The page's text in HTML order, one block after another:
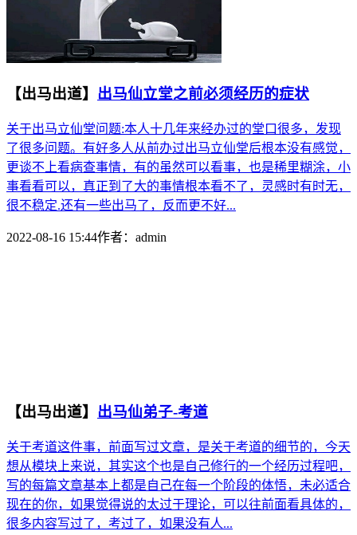
【出马出道】 出马仙立堂之前必须经历的症状
关于出马立仙堂问题:本人十几年来经办过的堂口很多，发现
了很多问题。有好多人从前办过出马立仙堂后根本没有感觉，
更谈不上看病查事情，有的虽然可以看事，也是稀里糊涂，小
事看看可以，真正到了大的事情根本看不了，灵感时有时无，
很不稳定.还有一些出马了，反而更不好...
2022-08-16 15:44作者： admin
【出马出道】 出马仙弟子-考道
关于考道这件事，前面写过文章，是关于考道的细节的，今天
想从模块上来说，其实这个也是自己修行的一个经历过程吧，
写的每篇文章基本上都是自己在每一个阶段的体悟，未必适合
现在的你，如果觉得说的太过于理论，可以往前面看具体的，
很多内容写过了，考过了，如果没有人...